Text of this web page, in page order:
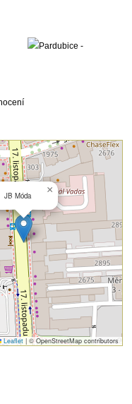
JB Móda ×
Leaflet |© OpenStreetMap contributors